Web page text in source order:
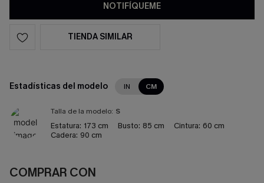
NOTIFÍQUEME
TIENDA SIMILAR
Estadísticas del modelo IN CM
Talla de la modelo: S
Estatura: 173 cm Busto: 85 cm Cintura: 60 cm
Cadera: 90 cm
COMPRAR CON